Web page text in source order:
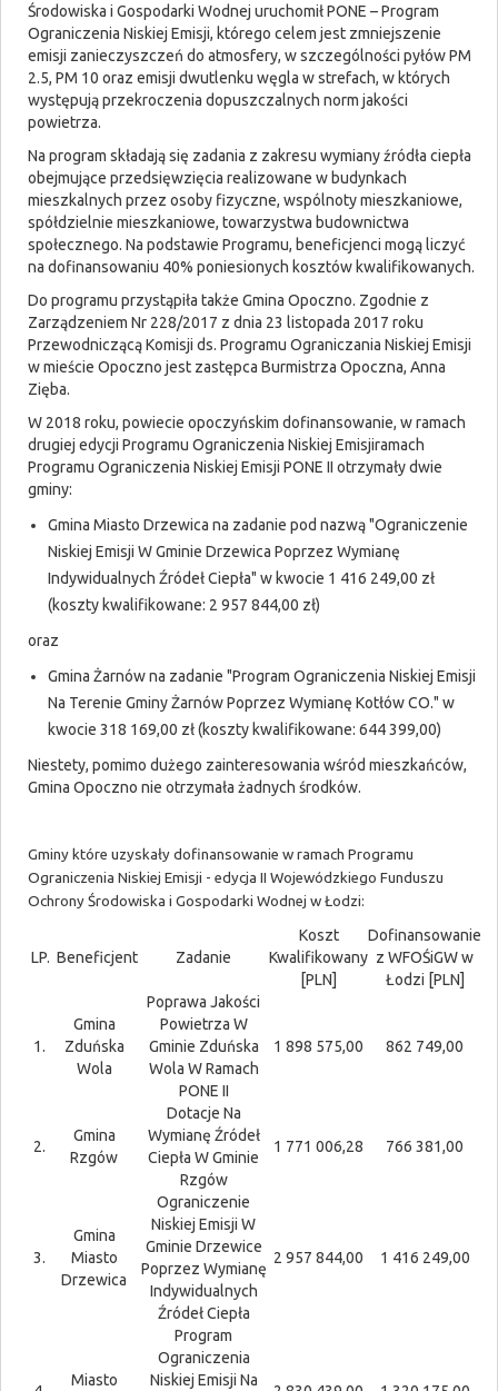
Środowiska i Gospodarki Wodnej uruchomił PONE – Program
Ograniczenia Niskiej Emisji, którego celem jest zmniejszenie
emisji zanieczyszczeń do atmosfery, w szczególności pyłów PM
2.5, PM 10 oraz emisji dwutlenku węgla w strefach, w których
występują przekroczenia dopuszczalnych norm jakości
powietrza.
Na program składają się zadania z zakresu wymiany źródła ciepła
obejmujące przedsięwzięcia realizowane w budynkach
mieszkalnych przez osoby fizyczne, wspólnoty mieszkaniowe,
spółdzielnie mieszkaniowe, towarzystwa budownictwa
społecznego. Na podstawie Programu, beneficjenci mogą liczyć
na dofinansowaniu 40% poniesionych kosztów kwalifikowanych.
Do programu przystąpiła także Gmina Opoczno. Zgodnie z
Zarządzeniem Nr 228/2017 z dnia 23 listopada 2017 roku
Przewodniczącą Komisji ds. Programu Ograniczania Niskiej Emisji
w mieście Opoczno jest zastępca Burmistrza Opoczna, Anna
Zięba.
W 2018 roku, powiecie opoczyńskim dofinansowanie, w ramach
drugiej edycji Programu Ograniczenia Niskiej Emisjiramach
Programu Ograniczenia Niskiej Emisji PONE II otrzymały dwie
gminy:
Gmina Miasto Drzewica na zadanie pod nazwą "Ograniczenie
Niskiej Emisji W Gminie Drzewica Poprzez Wymianę
Indywidualnych Źródeł Ciepła" w kwocie 1 416 249,00 zł
(koszty kwalifikowane: 2 957 844,00 zł)
oraz
Gmina Żarnów na zadanie "Program Ograniczenia Niskiej Emisji
Na Terenie Gminy Żarnów Poprzez Wymianę Kotłów CO." w
kwocie 318 169,00 zł (koszty kwalifikowane: 644 399,00)
Niestety, pomimo dużego zainteresowania wśród mieszkańców,
Gmina Opoczno nie otrzymała żadnych środków.
Gminy które uzyskały dofinansowanie w ramach Programu
Ograniczenia Niskiej Emisji - edycja II Wojewódzkiego Funduszu
Ochrony Środowiska i Gospodarki Wodnej w Łodzi:
LP. Beneficjent Zadanie
Koszt
Kwalifikowany
[PLN]
Dofinansowanie
z WFOŚiGW w
Łodzi [PLN]
1.
Gmina
Zduńska
Wola
Poprawa Jakości
Powietrza W
Gminie Zduńska
Wola W Ramach
PONE II
1 898 575,00 862 749,00
2.
Gmina
Rzgów
Dotacje Na
Wymianę Źródeł
Ciepła W Gminie
Rzgów
1 771 006,28 766 381,00
3.
Gmina
Miasto
Drzewica
Ograniczenie
Niskiej Emisji W
Gminie Drzewice
Poprzez Wymianę
Indywidualnych
Źródeł Ciepła
2 957 844,00 1 416 249,00
Miasto
Program
Ograniczenia
Niskiej Emisji Na